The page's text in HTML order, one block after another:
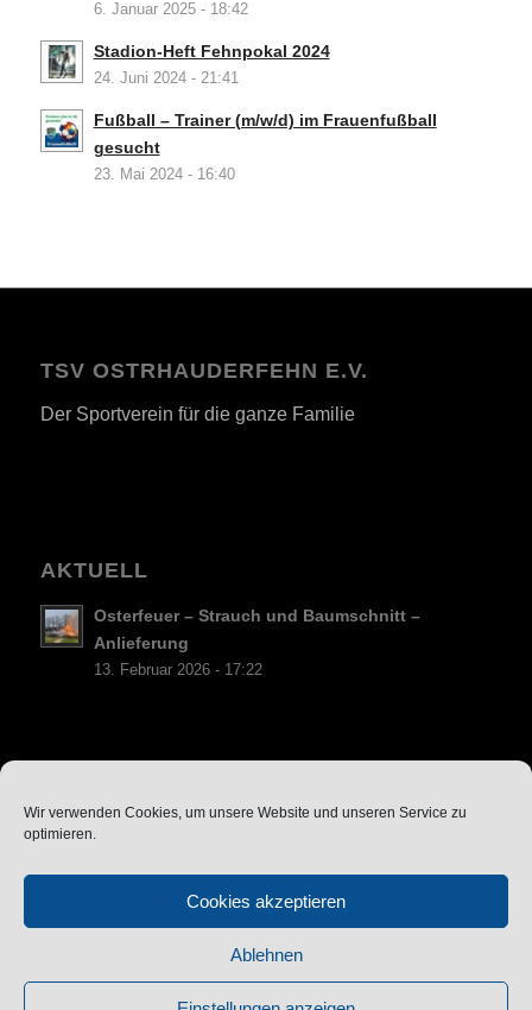
Wir verwenden Cookies, um unsere Website und unseren Service zu
optimieren.
Cookies akzeptieren
Ablehnen
6. Januar 2025 - 18:42
Stadion-Heft Fehnpokal 2024
24. Juni 2024 - 21:41
Fußball – Trainer (m/w/d) im Frauenfußball
gesucht
23. Mai 2024 - 16:40
TSV OSTRHAUDERFEHN E.V.
Der Sportverein für die ganze Familie
AKTUELL
Osterfeuer – Strauch und Baumschnitt –
Anlieferung
13. Februar 2026 - 17:22
Cookie-Richtlinie (EU)
Vereinssatzung